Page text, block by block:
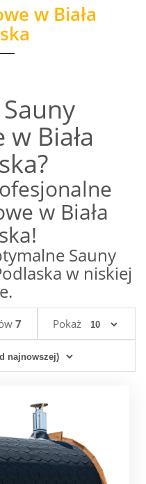
w Biała
Biała
w Biała
Sauny
w niskiej
7 Pokaż